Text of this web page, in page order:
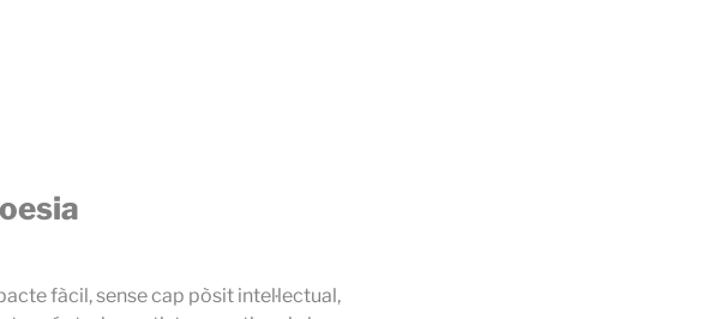
fàcil, sense cap pòsit intel·lectual,